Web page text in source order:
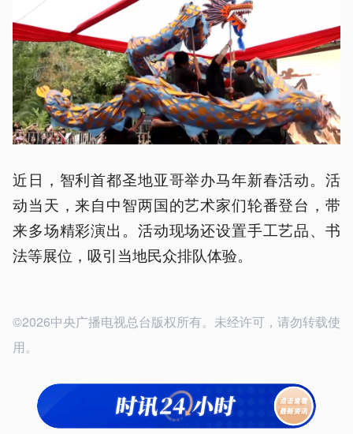
近日，智利首都圣地亚哥举办马年新春活动。活
动当天，来自中智两国的艺术家们轮番登台，带
来多场精彩演出。活动现场还设置手工艺品、书
法等展位，吸引当地民众排队体验。
©2026中央广播电视总台版权所有。未经许可，请勿转载使
用。